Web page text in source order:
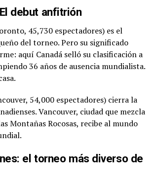
debut anfitrión
45,730 espectadores) es el
del torneo. Pero su significado
aquí Canadá selló su clasificación a
36 años de ausencia mundialista.
54,000 espectadores) cierra la
Vancouver, ciudad que mezcla
Montañas Rocosas, recibe al mundo
el torneo más diverso de